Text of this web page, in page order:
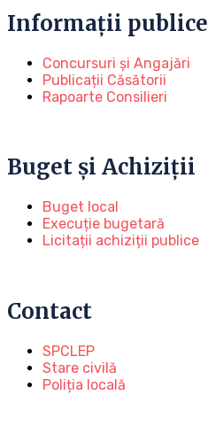
Informații publice
Concursuri și Angajări
Publicații Căsătorii
Rapoarte Consilieri
Buget și Achiziții
Buget local
Execuție bugetară
Licitații achiziții publice
Contact
SPCLEP
Stare civilă
Poliția locală